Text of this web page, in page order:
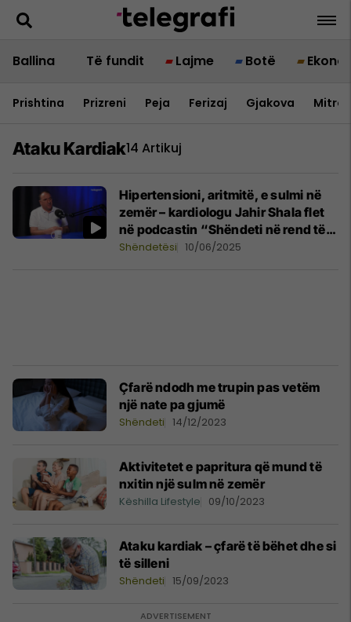
Ballina Të fundit Lajme Botë
Prishtina Prizreni Peja Ferizaj Gjakova
Ataku Kardiak14 Artikuj
Hipertensioni, aritmitë, e sulmi në
zemër – kardiologu Jahir Shala flet
në podcastin “Shëndeti në rend të
parë”
Shëndetësi 10/06/2025
Çfarë ndodh me trupin pas vetëm
një nate pa gjumë
Shëndeti 14/12/2023
Aktivitetet e papritura që mund të
nxitin një sulm në zemër
Këshilla Lifestyle 09/10/2023
Ataku kardiak – çfarë të bëhet dhe si
të silleni
Shëndeti 15/09/2023